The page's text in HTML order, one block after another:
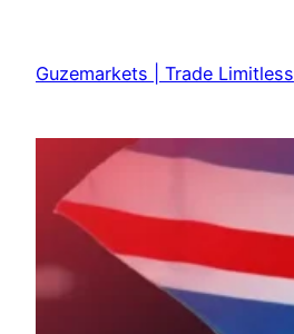
content
Guzemarkets | Trade Limitless